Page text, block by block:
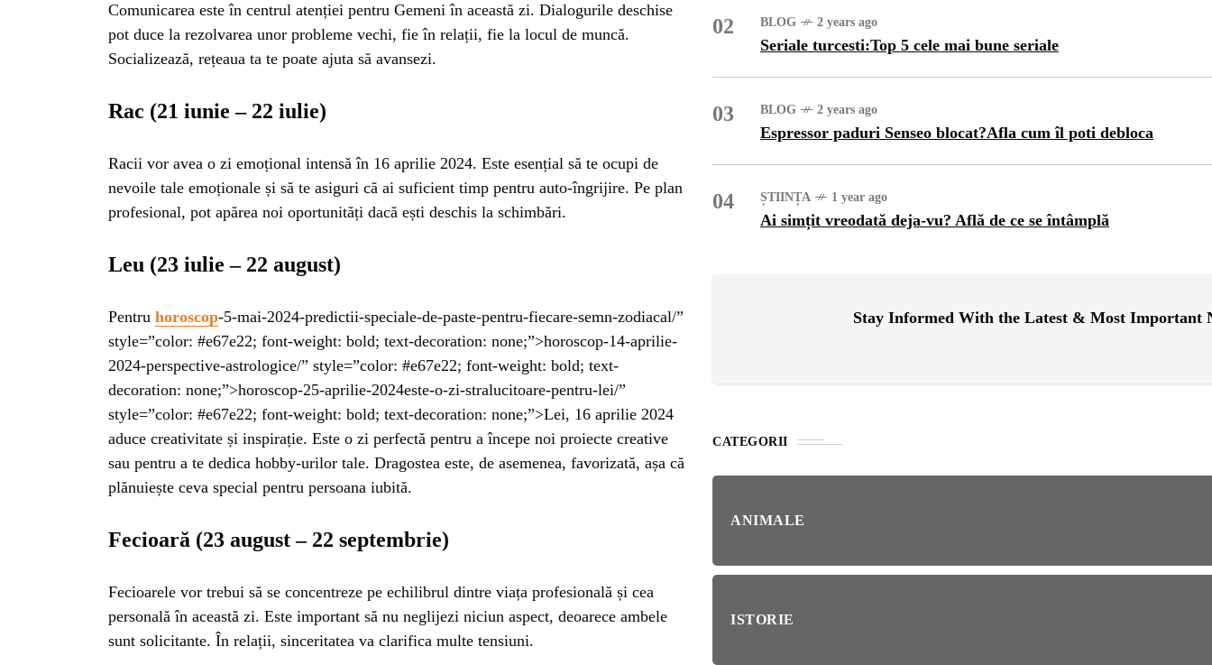
Comunicarea este în centrul atenției pentru Gemeni în această zi. Dialogurile deschise
pot duce la rezolvarea unor probleme vechi, fie în relații, fie la locul de muncă.
Socializează, rețeaua ta te poate ajuta să avansezi.
Rac (21 iunie – 22 iulie)
Racii vor avea o zi emoțional intensă în 16 aprilie 2024. Este esențial să te ocupi de
nevoile tale emoționale și să te asiguri că ai suficient timp pentru auto-îngrijire. Pe plan
profesional, pot apărea noi oportunități dacă ești deschis la schimbări.
Leu (23 iulie – 22 august)
Pentru horoscop-5-mai-2024-predictii-speciale-de-paste-pentru-fiecare-semn-zodiacal/”
style=”color: #e67e22; font-weight: bold; text-decoration: none;”>horoscop-14-aprilie-
2024-perspective-astrologice/” style=”color: #e67e22; font-weight: bold; text-
decoration: none;”>horoscop-25-aprilie-2024este-o-zi-stralucitoare-pentru-lei/”
style=”color: #e67e22; font-weight: bold; text-decoration: none;”>Lei, 16 aprilie 2024
aduce creativitate și inspirație. Este o zi perfectă pentru a începe noi proiecte creative
sau pentru a te dedica hobby-urilor tale. Dragostea este, de asemenea, favorizată, așa că
plănuiește ceva special pentru persoana iubită.
Fecioară (23 august – 22 septembrie)
Fecioarele vor trebui să se concentreze pe echilibrul dintre viața profesională și cea
personală în această zi. Este important să nu neglijezi niciun aspect, deoarece ambele
sunt solicitante. În relații, sinceritatea va clarifica multe tensiuni.
02 BLOG 2 years ago
Seriale turcesti:Top 5 cele mai bune seriale
03 BLOG 2 years ago
Espressor paduri Senseo blocat?Afla cum îl poti debloca
04 ȘTIINȚA 1 year ago
Ai simțit vreodată deja-vu? Află de ce se întâmplă
Stay Informed With the Latest & Most Important
CATEGORII
ANIMALE
ISTORIE
HOME
BLOG
HOROSCOP
ENGLISH
CONTENT
TRAVEL
SANATATE SI
INGRIJIRE
ISTORIE
NATURĂ
ȘTIINȚA 1 year ago
Mit sau Realitate?
Seriale turcesti:Top 5 cele mai
Espressor paduri Senseo
blocat?Afla cum îl poti